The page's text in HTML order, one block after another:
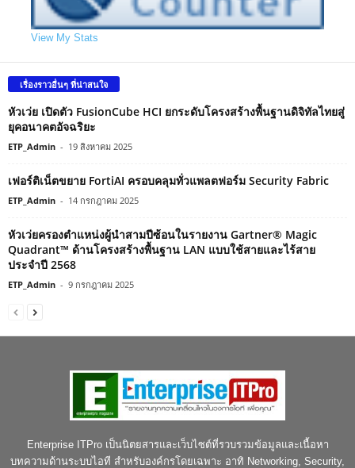
View My Stats
เรื่องราวอื่นๆ ที่น่าสนใจ
หัวเว่ย เปิดตัว FusionCube HCI ยกระดับโครงสร้างพื้นฐานดิจิทัลไทยสู่
ยุคอนาคตอัจฉริยะ
ETP_Admin - 19 สิงหาคม 2025
เฟอร์ติเน็ตขยาย FortiAI ครอบคลุมทั่วแพลตฟอร์ม Security Fabric
ETP_Admin - 14 กรกฎาคม 2025
หัวเว่ยครองตำแหน่งผู้นำสามปีซ้อนในรายงาน Gartner® Magic
Quadrant™ ด้านโครงสร้างพื้นฐาน LAN แบบใช้สายและไร้สาย
ประจำปี 2568
ETP_Admin - 9 กรกฎาคม 2025
Enterprise ITPro เป็นนิตยสารและเว็บไซต์ที่รวบรวมข้อมูลและเนื้อหา
บทความด้านระบบไอที สำหรับองค์กรโดยเฉพาะ อาทิ Networking, Security,